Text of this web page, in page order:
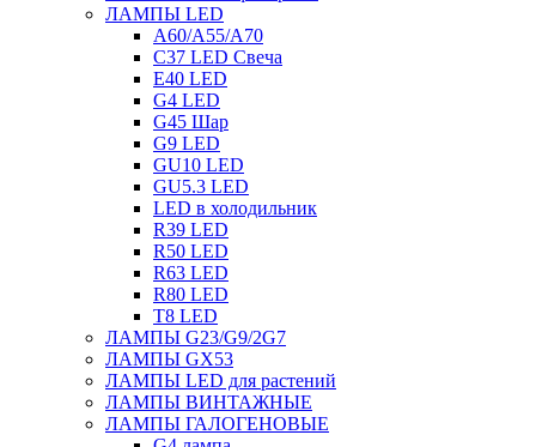
ЛАМПЫ LED
A60/A55/A70
C37 LED Свеча
E40 LED
G4 LED
G45 Шар
G9 LED
GU10 LED
GU5.3 LED
LED в холодильник
R39 LED
R50 LED
R63 LED
R80 LED
T8 LED
ЛАМПЫ G23/G9/2G7
ЛАМПЫ GX53
ЛАМПЫ LED для растений
ЛАМПЫ ВИНТАЖНЫЕ
ЛАМПЫ ГАЛОГЕНОВЫЕ